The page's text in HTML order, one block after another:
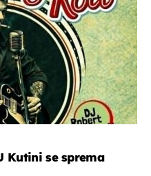
Kutini se sprema